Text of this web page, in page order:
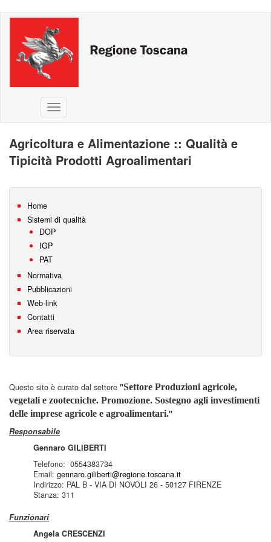
Salta
contenuto
principale
Toggle
navigation
Agricoltura e Alimentazione :: Qualità e
Tipicità Prodotti Agroalimentari
Home
Sistemi di qualità
DOP
IGP
PAT
Normativa
Pubblicazioni
Web-link
Contatti
Area riservata
Questo sito è curato dal settore "Settore Produzioni agricole,
vegetali e zootecniche. Promozione. Sostegno agli investimenti
delle imprese agricole e agroalimentari."
Responsabile
Gennaro GILIBERTI
Telefono: 0554383734
Email: gennaro.giliberti@regione.toscana.it
Indirizzo: PAL B - VIA DI NOVOLI 26 - 50127 FIRENZE
Stanza: 311
Funzionari
Angela CRESCENZI